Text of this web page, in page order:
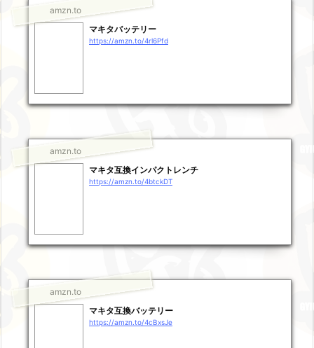
amzn.to
マキタバッテリー
https://amzn.to/4rl6Pfd
amzn.to
マキタ互換インパクトレンチ
https://amzn.to/4btckDT
amzn.to
マキタ互換バッテリー
https://amzn.to/4cBxsJe